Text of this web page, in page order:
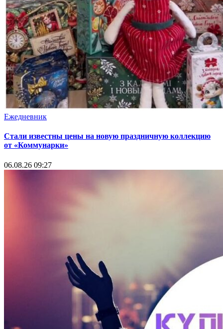
Ежедневник
Стали известны цены на новую праздничную коллекцию
от «Коммунарки»
06.08.26 09:27